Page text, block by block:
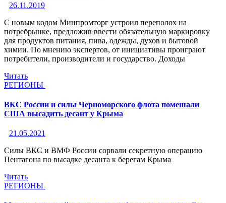
26.11.2019
С новым кодом Минпромторг устроил переполох на
потребрынке, предложив ввести обязательную маркировку
для продуктов питания, пива, одежды, духов и бытовой
химии. По мнению экспертов, от инициативы проиграют
потребители, производители и государство. Доходы
Читать
РЕГИОНЫ
ВКС России и силы Черноморского флота помешали
США высадить десант у Крыма
21.05.2021
Силы ВКС и ВМФ России сорвали секретную операцию
Пентагона по высадке десанта к берегам Крыма
Читать
РЕГИОНЫ